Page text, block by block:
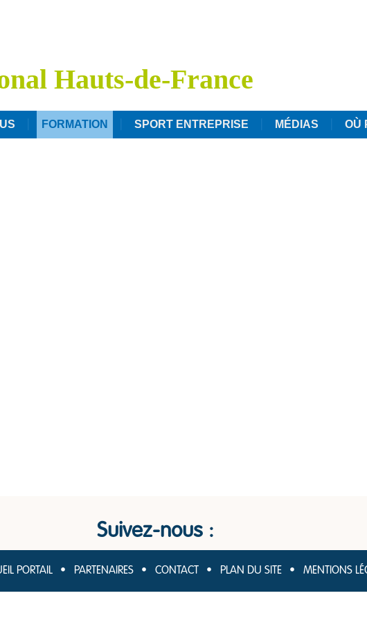
Hauts-de-France
FORMATION SPORT ENTREPRISE MÉDIAS OÙ
Suivez-nous :
PORTAIL PARTENAIRES CONTACT PLAN DU SITE MENTIONS